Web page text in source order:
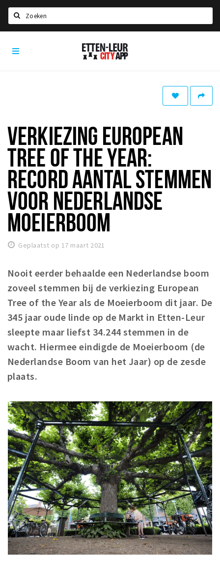
Home
Eten
Drinken
Slapen
Recreatief
Winkels
Winkelgebieden
Parkeren
Bezienswaardigheden
Musea, theaters & podia
Uitjes & activiteiten
Toeristische routes
Natuurgebieden
Baroniepoorten
Inloggen
Etten-
Leur
VERKIEZING EUROPEAN
TREE OF THE YEAR:
RECORD AANTAL STEMMEN
VOOR NEDERLANDSE
MOEIERBOOM
Geplaatst op 17 maart 2021
Nooit eerder behaalde een Nederlandse boom
zoveel stemmen bij de verkiezing European
Tree of the Year als de Moeierboom dit jaar. De
345 jaar oude linde op de Markt in Etten-Leur
sleepte maar liefst 34.244 stemmen in de
wacht. Hiermee eindigde de Moeierboom (de
Nederlandse Boom van het Jaar) op de zesde
plaats.